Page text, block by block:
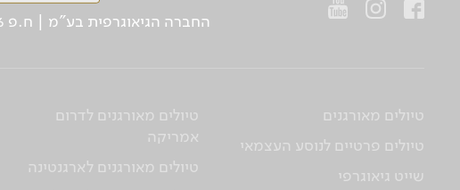
החברה הגיאוגרפית בע"מ | ח.פ 514657956 | רח’ הברזל 21 א', קומה 2, רמת החייל, ת“א | טלפון: 03-5639000 | פקס: 03-6244333
טיולים מאורגנים
טיולים פרטיים לנוסע העצמאי
שייט גיאוגרפי
טיולים מאורגנים לדרום
אמריקה
טיולים מאורגנים לארגנטינה